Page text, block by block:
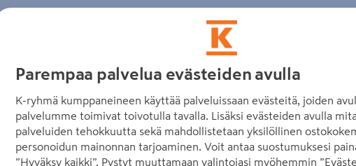
Liimapuupilaria
ulkona. Liimapuu on
rakenteisiin, kun
Lue koko tuotekuvaus
Parempaa palvelua evästeiden avulla
K-ryhmä kumppaneineen käyttää palveluissaan evästeitä, joiden
palvelumme toimivat toivotulla tavalla. Lisäksi evästeiden avulla
palveluiden tehokkuutta sekä mahdollistetaan yksilöllinen
personoidun mainonnan tarjoaminen. Voit antaa suostumuksesi
”Hyväksy kaikki”. Pystyt muuttamaan valintojasi myöhemmin